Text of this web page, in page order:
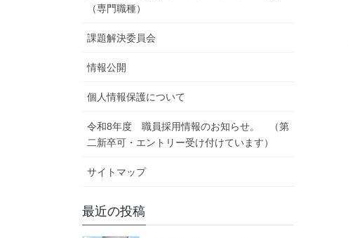
（専門職種）
課題解決委員会
情報公開
個人情報保護について
令和8年度 職員採用情報のお知らせ。 （第
二新卒可・エントリー受け付けています）
サイトマップ
最近の投稿